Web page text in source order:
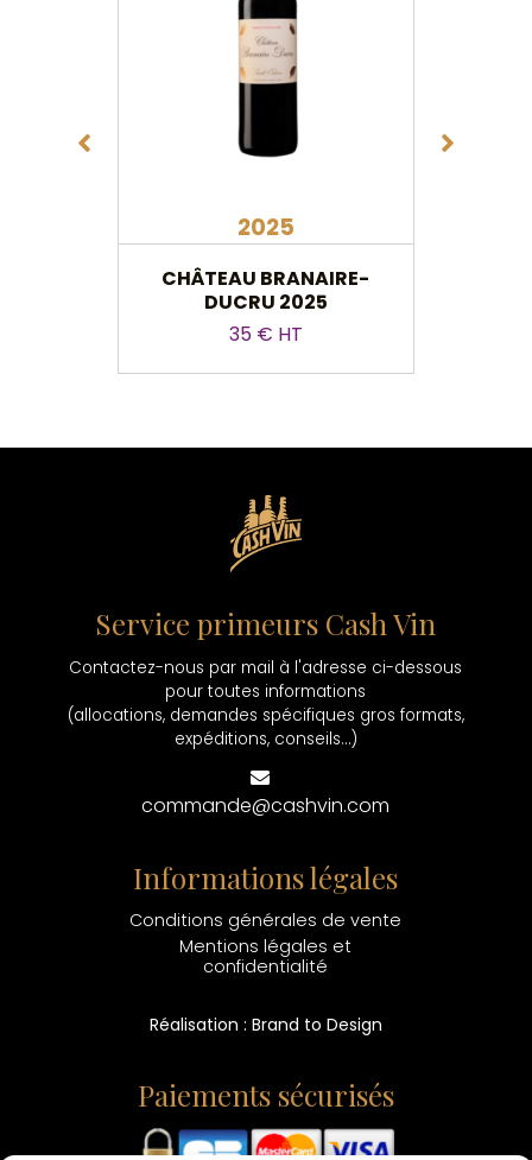
2025
CHÂTEAU BRANAIRE-
DUCRU 2025
35 € HT
Service primeurs Cash Vin
Contactez-nous par mail à l'adresse ci-dessous
pour toutes informations
(allocations, demandes spécifiques gros formats,
expéditions, conseils...)
commande@cashvin.com
Informations légales
Conditions générales de vente
Mentions légales et
confidentialité
Réalisation : Brand to Design
Paiements sécurisés